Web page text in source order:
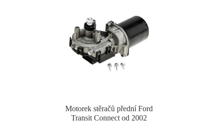
Motorek stěračů přední Ford
Transit Connect od 2002